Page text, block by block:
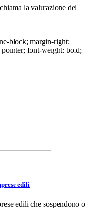
la valutazione del
block; margin-right:
font-weight: bold;
edili
edili che sospendono o